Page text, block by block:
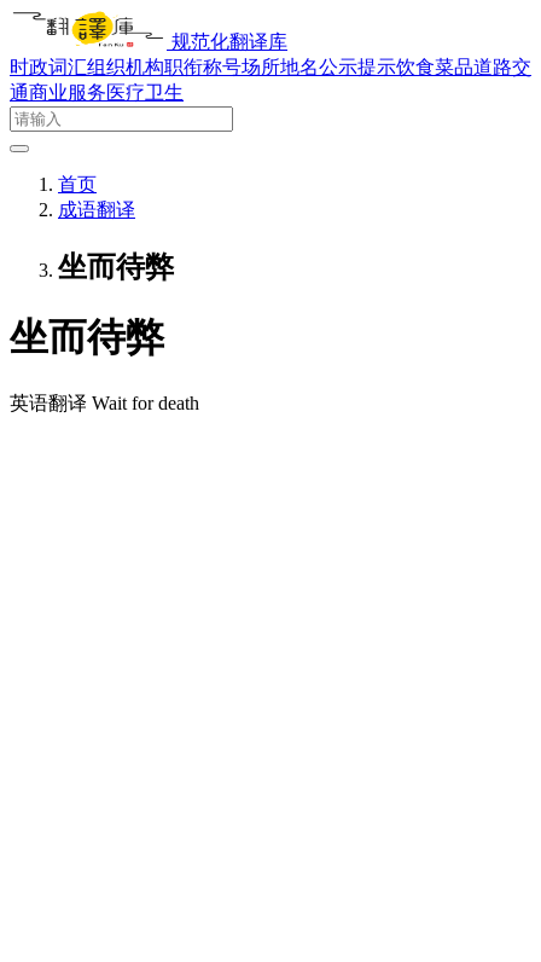
规范化翻译库
时政词汇组织机构职衔称号场所地名公示提示饮食菜品道路交
通商业服务医疗卫生
首页
成语翻译
坐而待弊
坐而待弊
英语翻译 Wait for death